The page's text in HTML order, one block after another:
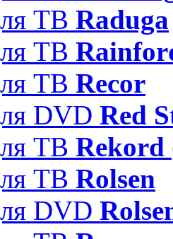
ТВ Raduga
ТВ
ТВ Recor
DVD Red
ТВ Rekord
ТВ Rolsen
DVD